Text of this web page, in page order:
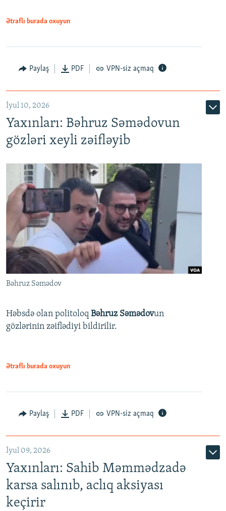
Ətraflı burada oxuyun
Paylaş PDF VPN-siz açmaq
İyul 10, 2026
Yaxınları: Bəhruz Səmədovun
gözləri xeyli zəifləyib
Bəhruz Səmədov
Həbsdə olan politoloq Bəhruz Səmədovun
gözlərinin zəiflədiyi bildirilir.
Ətraflı burada oxuyun
Paylaş PDF VPN-siz açmaq
İyul 09, 2026
Yaxınları: Sahib Məmmədzadə
karsa salınıb, aclıq aksiyası
keçirir